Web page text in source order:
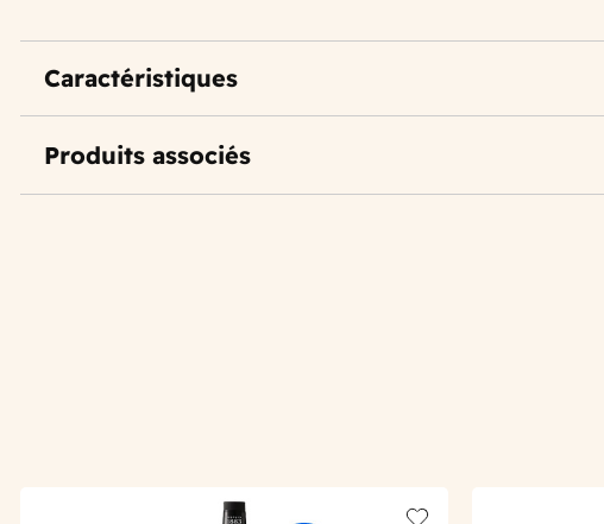
Caractéristiques
Produits associés